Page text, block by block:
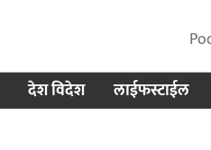
देश विदेश लाईफस्टाईल